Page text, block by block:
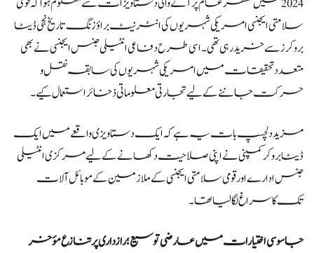
سلامتی ایجنسی امریکی شہریوں کی انٹرنیٹ براؤزنگ تاریخ نجی ڈیٹا
بروکرز سے خرید رہی تھی۔ اسی طرح دفاعی انٹیلی جنس ایجنسی نے بھی
متعدد تحقیقات میں امریکی شہریوں کی سابقہ نقل و
حرکت جاننے کے لیے تجارتی معلوماتی ذخائر استعمال کیے۔
مزید دلچسپ بات یہ ہے کہ ایک دستاویزی واقعے میں ایک
ڈیٹا بروکر کمپنی نے اپنی صلاحیت دکھانے کے لیے مرکزی انٹیلی
جنس ادارے اور قومی سلامتی ایجنسی کے ملازمین کے موبائل آلات
تک کا سراغ لگا لیا تھا۔
جاسوسی اختیارات میں عارضی توسیع؛ رازداری پر تنازع مؤخر